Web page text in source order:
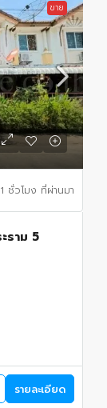
ขาย
ชั่วโมง ที่ผ่านมา
ราม 5
รายละเอียด